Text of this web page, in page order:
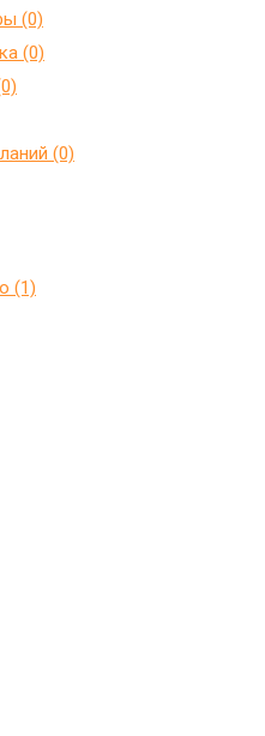
(0)
(0)
(0)
(1)